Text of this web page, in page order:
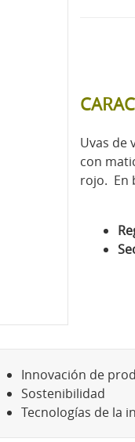
Uvas de
con
rojo. En
Innovación de
Sostenibilidad
Tecnologías de la